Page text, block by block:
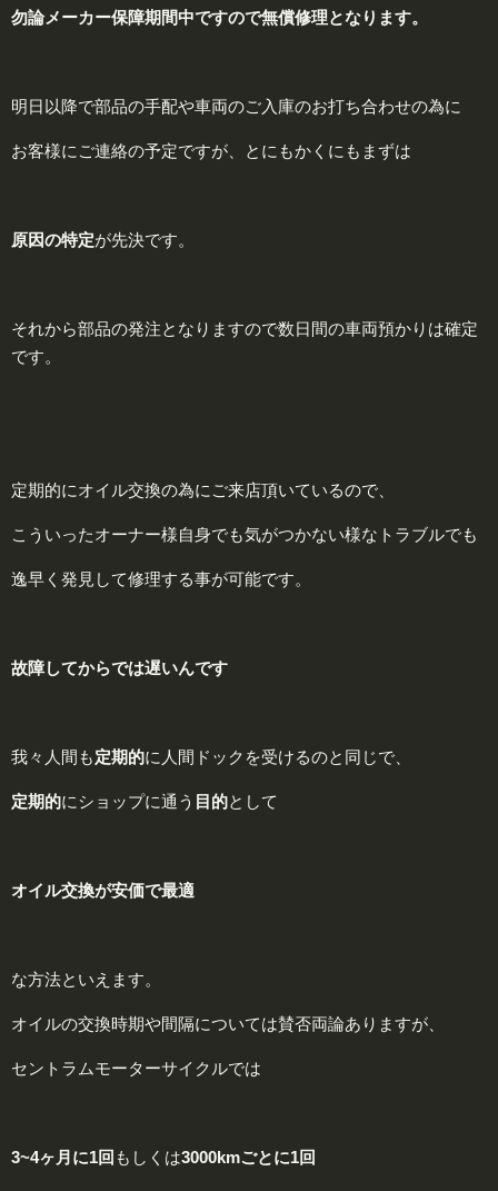
勿論メーカー保障期間中ですので無償修理となります。
明日以降で部品の手配や車両のご入庫のお打ち合わせの為に
お客様にご連絡の予定ですが、とにもかくにもまずは
原因の特定が先決です。
それから部品の発注となりますので数日間の車両預かりは確定
です。
定期的にオイル交換の為にご来店頂いているので、
こういったオーナー様自身でも気がつかない様なトラブルでも
逸早く発見して修理する事が可能です。
故障してからでは遅いんです
我々人間も定期的に人間ドックを受けるのと同じで、
定期的にショップに通う 目的として
オイル交換が安価で最適
な方法といえます。
オイルの交換時期や間隔については賛否両論ありますが、
セントラムモーターサイクルでは
3~4ヶ月に1回 もしくは3000kmごとに1回